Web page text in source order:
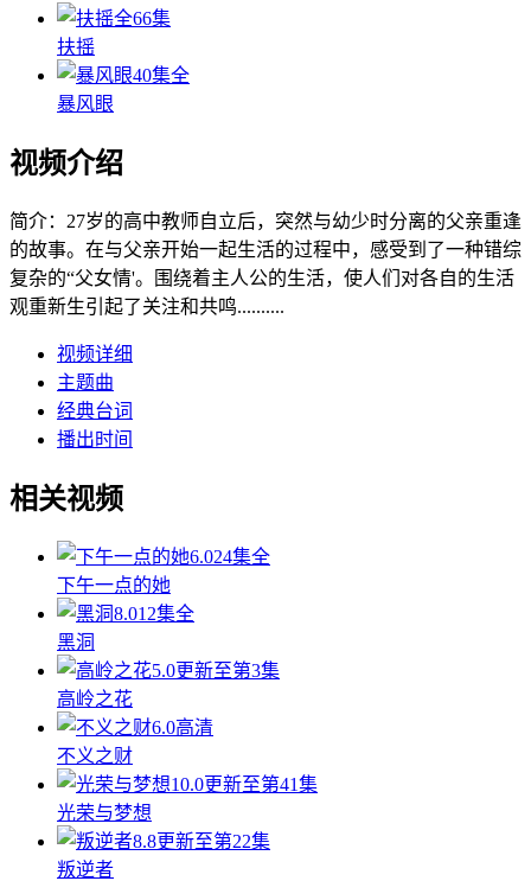
全66集
扶摇
40集全
暴风眼
视频介绍
简介： 27岁的高中教师自立后，突然与幼少时分离的父亲重逢
的故事。在与父亲开始一起生活的过程中，感受到了一种错综
复杂的“父女情'。围绕着主人公的生活，使人们对各自的生活
观重新生引起了关注和共鸣..........
视频详细
主题曲
经典台词
播出时间
相关视频
6.024集全
下午一点的她
8.012集全
黑洞
5.0更新至第3集
高岭之花
6.0高清
不义之财
10.0更新至第41集
光荣与梦想
8.8更新至第22集
叛逆者